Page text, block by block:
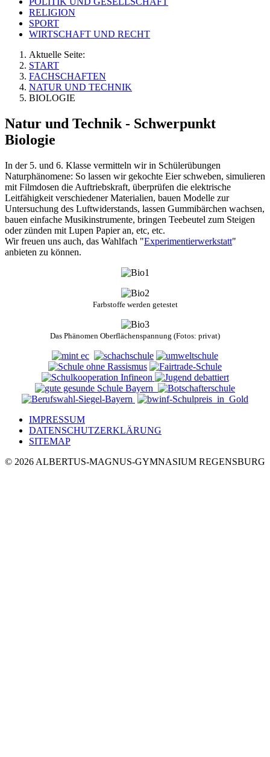
RELIGION
SPORT
WIRTSCHAFT UND RECHT
Aktuelle Seite:
START
FACHSCHAFTEN
NATUR UND TECHNIK
BIOLOGIE
Natur und Technik - Schwerpunkt
Biologie
In der 5. und 6. Klasse vermitteln wir in Schülerübungen
Naturphänomene: So lassen wir gekochte Eier schweben, simulieren
mit Filmdosen die Auftriebskraft, überprüfen die elektrische
Leitfähigkeit verschiedener Materialien, bauen Modelle zur
Untersuchung des Luftwiderstands, lassen Gummibärchen wachsen,
bauen einfache Musikinstrumente, bringen Teebeutel zum Steigen
oder zünden mit Lupen Papier an, etc, etc.
Wir freuen uns auch, das Wahlfach "Experimentierwerkstatt"
anbieten zu können.
Farbstoffe werden getestet
Das Phänomen Oberflächenspannung (Fotos: privat)
IMPRESSUM
DATENSCHUTZERKLÄRUNG
SITEMAP
© 2026 ALBERTUS-MAGNUS-GYMNASIUM REGENSBURG